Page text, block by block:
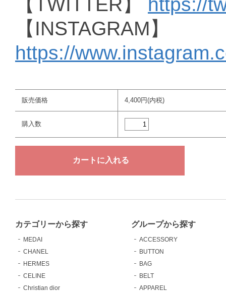
【INSTAGRAM】
https://
販売価格 4,400円(内税)
購入数
カテゴリーから探す
MEDAI
CHANEL
HERMES
CELINE
Christian dior
グループから探す
ACCESSORY
BUTTON
BAG
BELT
APPAREL